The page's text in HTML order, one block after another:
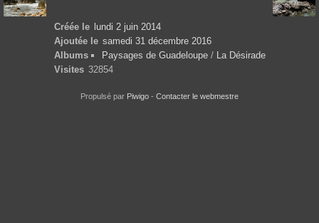
Créée le
lundi 2 juin 2014
Ajoutée le samedi 31 décembre 2016
Albums
Paysages de Guadeloupe / La Désirade
Visites 32854
Propulsé par Piwigo - Contacter le webmestre